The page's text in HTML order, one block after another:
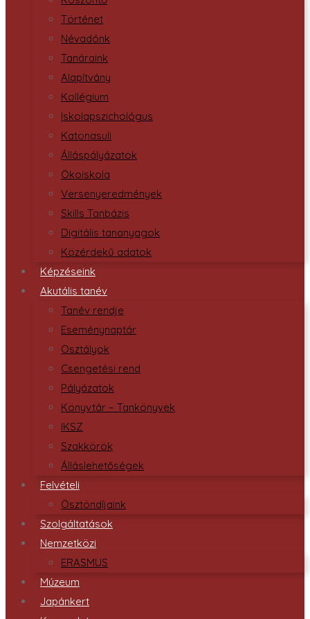
Történet
Névadónk
Tanáraink
Alapítvány
Kollégium
Iskolapszichológus
Katonasuli
Álláspályázatok
Ökoiskola
Versenyeredmények
Skills Tanbázis
Digitális tananyagok
Közérdekű adatok
Képzéseink
Akutális tanév
Tanév rendje
Eseménynaptár
Osztályok
Csengetési rend
Pályázatok
Könyvtár – Tankönyvek
IKSZ
Szakkörök
Álláslehetőségek
Felvételi
Ösztöndíjaink
Szolgáltatások
Nemzetközi
ERASMUS
Múzeum
Japánkert